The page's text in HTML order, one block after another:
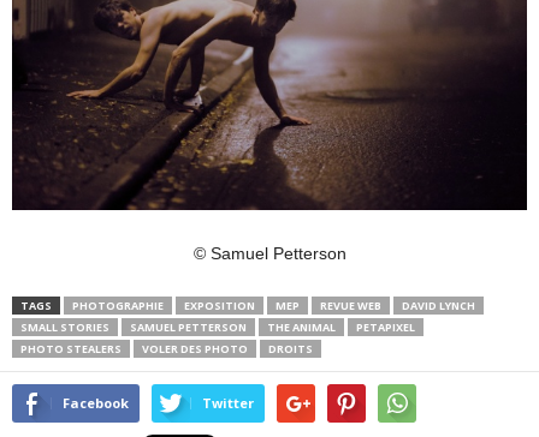
© Samuel Petterson
TAGS PHOTOGRAPHIE EXPOSITION MEP REVUE WEB
DAVID LYNCH
SMALL STORIES
SAMUEL PETTERSON THE ANIMAL
PETAPIXEL
PHOTO STEALERS
VOLER DES PHOTO DROITS
Facebook Twitter